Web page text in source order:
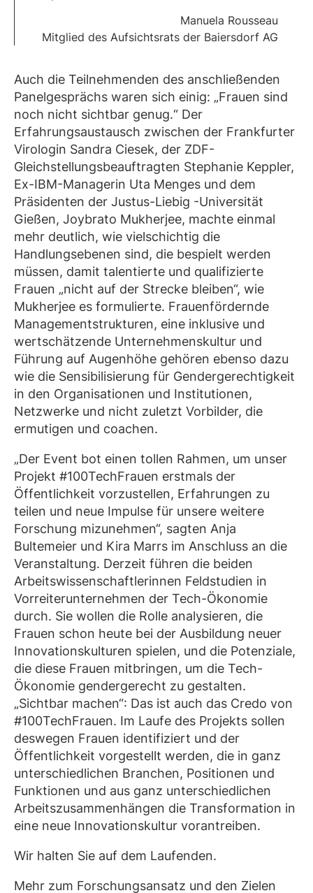
Manuela Rousseau
Mitglied des Aufsichtsrats der Baiersdorf AG
Auch die Teilnehmenden des anschließenden
Panelgesprächs waren sich einig: „Frauen sind
noch nicht sichtbar genug.“ Der
Erfahrungsaustausch zwischen der Frankfurter
Virologin Sandra Ciesek, der ZDF-
Gleichstellungsbeauftragten Stephanie Keppler,
Ex-IBM-Managerin Uta Menges und dem
Präsidenten der Justus-Liebig -Universität
Gießen, Joybrato Mukherjee, machte einmal
mehr deutlich, wie vielschichtig die
Handlungsebenen sind, die bespielt werden
müssen, damit talentierte und qualifizierte
Frauen „nicht auf der Strecke bleiben“, wie
Mukherjee es formulierte. Frauenfördernde
Managementstrukturen, eine inklusive und
wertschätzende Unternehmenskultur und
Führung auf Augenhöhe gehören ebenso dazu
wie die Sensibilisierung für Gendergerechtigkeit
in den Organisationen und Institutionen,
Netzwerke und nicht zuletzt Vorbilder, die
ermutigen und coachen.
„Der Event bot einen tollen Rahmen, um unser
Projekt #100TechFrauen erstmals der
Öffentlichkeit vorzustellen, Erfahrungen zu
teilen und neue Impulse für unsere weitere
Forschung mizunehmen“, sagten Anja
Bultemeier und Kira Marrs im Anschluss an die
Veranstaltung. Derzeit führen die beiden
Arbeitswissenschaftlerinnen Feldstudien in
Vorreiterunternehmen der Tech-Ökonomie
durch. Sie wollen die Rolle analysieren, die
Frauen schon heute bei der Ausbildung neuer
Innovationskulturen spielen, und die Potenziale,
die diese Frauen mitbringen, um die Tech-
Ökonomie gendergerecht zu gestalten.
„Sichtbar machen“: Das ist auch das Credo von
#100TechFrauen. Im Laufe des Projekts sollen
deswegen Frauen identifiziert und der
Öffentlichkeit vorgestellt werden, die in ganz
unterschiedlichen Branchen, Positionen und
Funktionen und aus ganz unterschiedlichen
Arbeitszusammenhängen die Transformation in
eine neue Innovationskultur vorantreiben.
Wir halten Sie auf dem Laufenden.
Mehr zum Forschungsansatz und den Zielen